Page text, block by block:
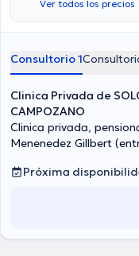
Ver todos los precios
Consultorio 1
Clinica Privada de
CAMPOZANO
Clinica privada,
Menenedez Gillbert
Próxima